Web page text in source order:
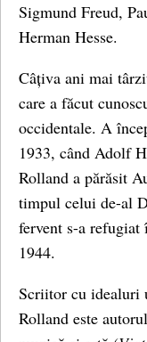
Sigmund Freud,
Herman Hesse.
Câțiva ani mai
care a făcut
occidentale. A
1933, când Adolf
Rolland a părăsit
timpul celui de-al
fervent s-a
1944.
Scriitor cu idealuri
Rolland este